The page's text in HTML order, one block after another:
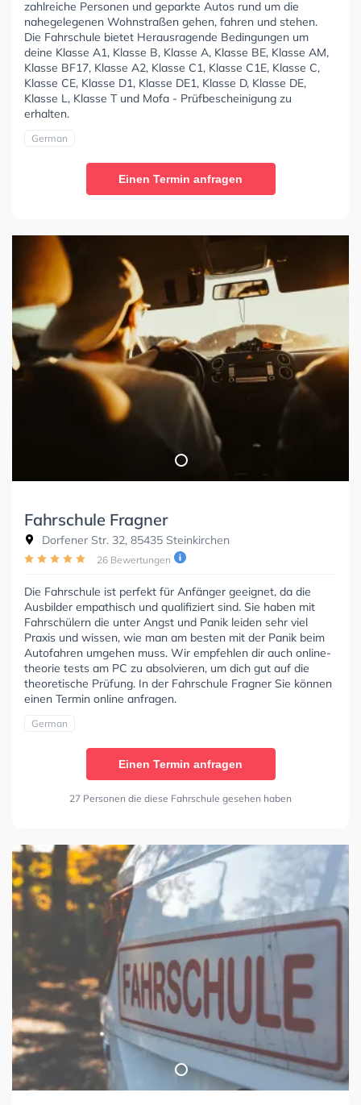
zahlreiche Personen und geparkte Autos rund um die
nahegelegenen Wohnstraßen gehen, fahren und stehen.
Die Fahrschule bietet Herausragende Bedingungen um
deine Klasse A1, Klasse B, Klasse A, Klasse BE, Klasse AM,
Klasse BF17, Klasse A2, Klasse C1, Klasse C1E, Klasse C,
Klasse CE, Klasse D1, Klasse DE1, Klasse D, Klasse DE,
Klasse L, Klasse T und Mofa - Prüfbescheinigung zu
erhalten.
German
Einen Termin anfragen
Fahrschule Fragner
Dorfener Str. 32, 85435 Steinkirchen
26 Bewertungen
Die Fahrschule ist perfekt für Anfänger geeignet, da die
Ausbilder empathisch und qualifiziert sind. Sie haben mit
Fahrschülern die unter Angst und Panik leiden sehr viel
Praxis und wissen, wie man am besten mit der Panik beim
Autofahren umgehen muss. Wir empfehlen dir auch online-
theorie tests am PC zu absolvieren, um dich gut auf die
theoretische Prüfung. In der Fahrschule Fragner Sie können
einen Termin online anfragen.
German
Einen Termin anfragen
27 Personen die diese Fahrschule gesehen haben